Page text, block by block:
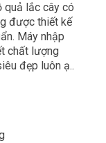
quả lắc cây có
được thiết kế
Máy nhập
chất lượng
đẹp luôn ạ..